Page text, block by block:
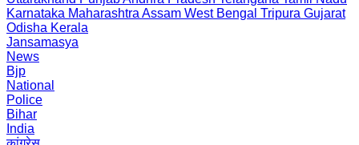
Karnataka Maharashtra Assam West Bengal Tripura Gujarat
Odisha Kerala
Jansamasya
News
Bjp
National
Police
Bihar
India